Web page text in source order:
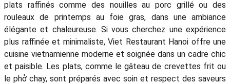
plats raffinés comme des nouilles au porc grillé ou des
rouleaux de printemps au foie gras, dans une ambiance
élégante et chaleureuse. Si vous cherchez une expérience
plus raffinée et minimaliste, Viet Restaurant Hanoi offre une
cuisine vietnamienne moderne et soignée dans un cadre chic
et paisible. Les plats, comme le gâteau de crevettes frit ou
le phở chay, sont préparés avec soin et respect des saveurs